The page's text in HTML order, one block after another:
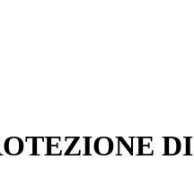
DI